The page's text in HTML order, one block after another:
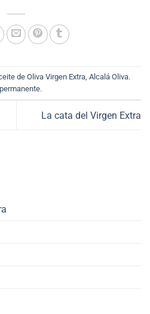
de Oliva Virgen Extra Alcalá Oliva.
.
La cata del Virgen Extra